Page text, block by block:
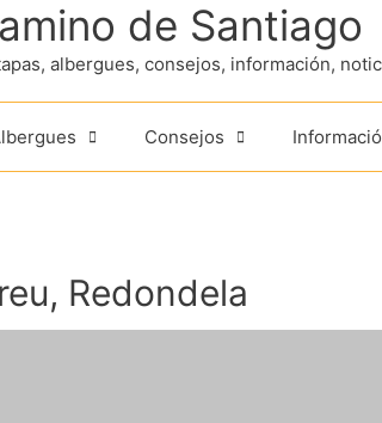
de Santiago
albergues, consejos, información,
Consejos
Redondela